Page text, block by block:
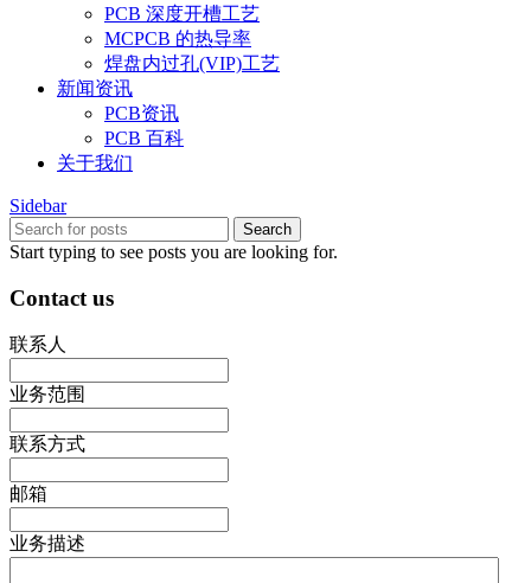
PCB 深度开槽工艺
MCPCB 的热导率
焊盘内过孔(VIP)工艺
新闻资讯
PCB资讯
PCB 百科
关于我们
Sidebar
Search
Start typing to see posts you are looking for.
Contact us
联系人
业务范围
联系方式
邮箱
业务描述